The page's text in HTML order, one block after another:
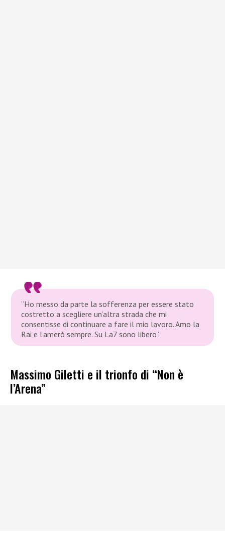
“Ho messo da parte la sofferenza per essere stato
costretto a scegliere un’altra strada che mi
consentisse di continuare a fare il mio lavoro. Amo la
Rai e l’amerò sempre. Su La7 sono libero”.
Massimo Giletti e il trionfo di “Non è
l’Arena”